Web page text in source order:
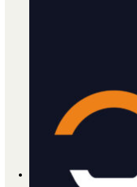
Más
Ají Ediciones